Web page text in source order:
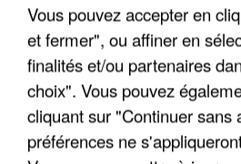
APRÈS TOUTES CES
DE FAUNE SAUVAGE SONT...
Vous pouvez accepter en
et fermer", ou affiner en
finalités et/ou partenaires
choix". Vous pouvez
cliquant sur "Continuer sans
préférences ne